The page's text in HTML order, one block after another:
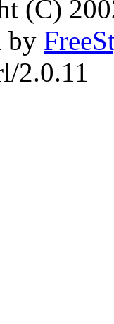
(C)
by
2.0.11